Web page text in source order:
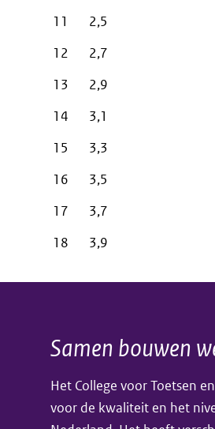
11
2,5
12
2,7
13
2,9
14
3,1
15
3,3
16
3,5
17
3,7
18
3,9
Algemene
informatie
Samen bouwen
Het College voor Toetsen
voor de kwaliteit en het